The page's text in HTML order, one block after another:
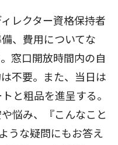
レクター資格保持者
、費用についてな
窓口開放時間内の自
不要。また、当日は
と粗品を進呈する。
悩み、『こんなこと
うな疑問にもお答え